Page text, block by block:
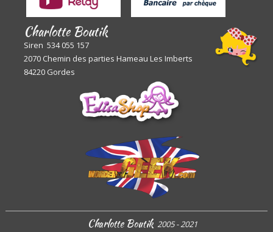
Charlotte Boutik
Siren 534 055 157
2070 Chemin des parties Hameau Les Imberts
84220 Gordes
Charlotte Boutik 2005 - 2021